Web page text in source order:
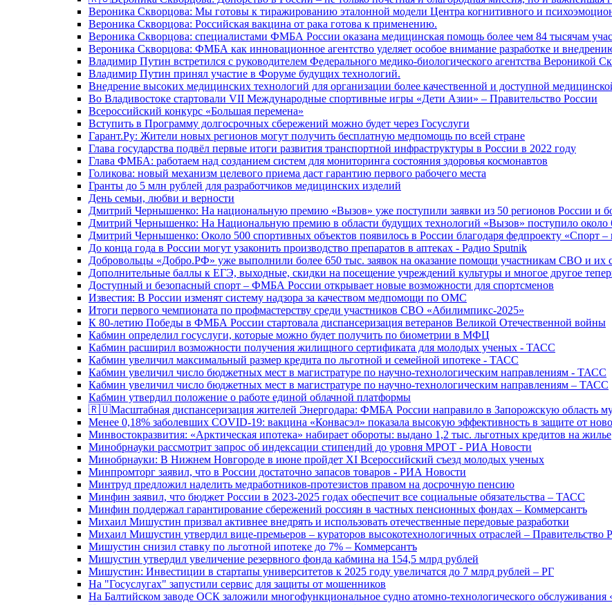
Вероника Скворцова: Мы готовы к тиражированию эталонной модели Центра когнитивного и
Вероника Скворцова: Российская вакцина от рака готова к применению.
Вероника Скворцова: специалистами ФМБА России оказана медицинская помощь более чем 84 тысячам
Вероника Скворцова: ФМБА как инновационное агентство уделяет особое внимание разработке и
Владимир Путин встретился с руководителем Федерального медико-биологического агентства Вероникой
Владимир Путин принял участие в Форуме будущих технологий.
Внедрение высоких медицинских технологий для организации более качественной и доступной
Во Владивостоке стартовали VII Международные спортивные игры «Дети Азии» – Правительство России
Всероссийский конкурс «Большая перемена»
Вступить в Программу долгосрочных сбережений можно будет через Госуслуги
Гарант.Ру: Жители новых регионов могут получить бесплатную медпомощь по всей стране
Глава государства подвёл первые итоги развития транспортной инфраструктуры в России в 2022 году
Глава ФМБА: работаем над созданием систем для мониторинга состояния здоровья космонавтов
Голикова: новый механизм целевого приема даст гарантию первого рабочего места
Гранты до 5 млн рублей для разработчиков медицинских изделий
День семьи, любви и верности
Дмитрий Чернышенко: На национальную премию «Вызов» уже поступили заявки из 50 регионов России и
Дмитрий Чернышенко: На Национальную премию в области будущих технологий «Вызов» поступило около
Дмитрий Чернышенко: Около 500 спортивных объектов появилось в России благодаря федпроекту «Спорт
До конца года в России могут узаконить производство препаратов в аптеках - Радио Sputnik
Добровольцы «Добро.РФ» уже выполнили более 650 тыс. заявок на оказание помощи участникам СВО и их
Дополнительные баллы к ЕГЭ, выходные, скидки на посещение учреждений культуры и многое другое
Доступный и безопасный спорт – ФМБА России открывает новые возможности для спортсменов
Известия: В России изменят систему надзора за качеством медпомощи по ОМС
Итоги первого чемпионата по профмастерству среди участников СВО «Абилимпикс-2025»
К 80-летию Победы в ФМБА России стартовала диспансеризация ветеранов Великой Отечественной войны
Кабмин определил госуслуги, которые можно будет получить по биометрии в МФЦ
Кабмин расширил возможности получения жилищного сертификата для молодых ученых - ТАСС
Кабмин увеличил максимальный размер кредита по льготной и семейной ипотеке - ТАСС
Кабмин увеличил число бюджетных мест в магистратуре по научно-технологическим направлениям - ТАСС
Кабмин увеличил число бюджетных мест в магистратуре по научно-технологическим направлениям – ТАСС
Кабмин утвердил положение о работе единой облачной платформы
🇷🇺Масштабная диспансеризация жителей Энергодара: ФМБА России направило в Запорожскую область
Менее 0,18% заболевших COVID-19: вакцина «Конвасэл» показала высокую эффективность в защите от
Минвостокразвития: «Арктическая ипотека» набирает обороты: выдано 1,2 тыс. льготных кредитов на жилье
Минобрнауки рассмотрит запрос об индексации стипендий до уровня МРОТ - РИА Новости
Минобрнауки: В Нижнем Новгороде в июне пройдет XI Всероссийский съезд молодых ученых
Минпромторг заявил, что в России достаточно запасов товаров - РИА Новости
Минтруд предложил наделить медработников-протезистов правом на досрочную пенсию
Минфин заявил, что бюджет России в 2023-2025 годах обеспечит все социальные обязательства – ТАСС
Минфин поддержал гарантирование сбережений россиян в частных пенсионных фондах – Коммерсантъ
Михаил Мишустин призвал активнее внедрять и использовать отечественные передовые разработки
Михаил Мишустин утвердил вице-премьеров – кураторов высокотехнологичных отраслей – Правительство
Мишустин снизил ставку по льготной ипотеке до 7% – Коммерсантъ
Мишустин утвердил увеличение резервного фонда кабмина на 154,5 млрд рублей
Мишустин: Инвестиции в стартапы университетов к 2025 году увеличатся до 7 млрд рублей – РГ
На "Госуслугах" запустили сервис для защиты от мошенников
На Балтийском заводе ОСК заложили многофункциональное судно атомно-технологического